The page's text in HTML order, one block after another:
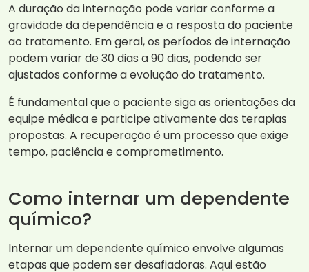
A duração da internação pode variar conforme a
gravidade da dependência e a resposta do paciente
ao tratamento. Em geral, os períodos de internação
podem variar de 30 dias a 90 dias, podendo ser
ajustados conforme a evolução do tratamento.
É fundamental que o paciente siga as orientações da
equipe médica e participe ativamente das terapias
propostas. A recuperação é um processo que exige
tempo, paciência e comprometimento.
Como internar um dependente
químico?
Internar um dependente químico envolve algumas
etapas que podem ser desafiadoras. Aqui estão